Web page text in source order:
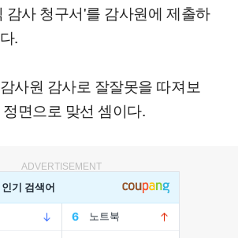
감사 청구서'를 감사원에 제출하
.
사원 감사로 잘잘못을 따져보
면으로 맞선 셈이다.
ADVERTISEMENT